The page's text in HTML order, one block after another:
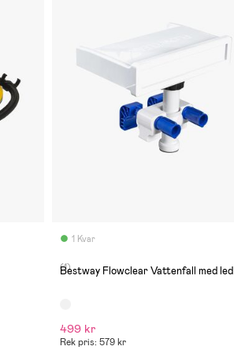
1 Kvar
(1) Bestway Flowclear Vattenfall med led
499 kr
Rek pris: 579 kr